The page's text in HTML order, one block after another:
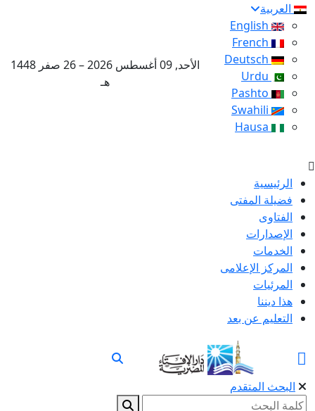
العربية
الأحد, 09 أغسطس 2026 – 26 صفر 1448
هـ
الرئيسية
فضيلة المفتى
الفتاوى
الإصدارات
الخدمات
المركز الإعلامى
المرئيات
هذا ديننا
التعليم عن بعد
البحث المتقدم